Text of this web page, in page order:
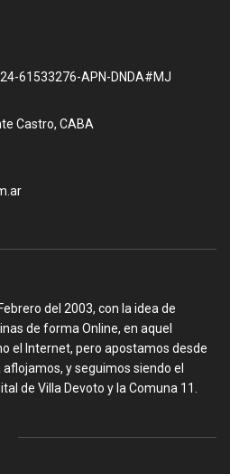
61533276-APN-DNDA#MJ
Castro, CABA
del 2003, con la idea de
de forma Online, en aquel
el Internet, pero apostamos desde
y seguimos siendo el
de Villa Devoto y la Comuna 11.